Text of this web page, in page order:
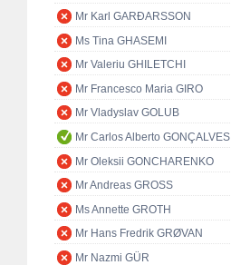
Mr Karl GARÐARSSON
Ms Tina GHASEMI
Mr Valeriu GHILETCHI
Mr Francesco Maria GIRO
Mr Vladyslav GOLUB
Mr Carlos Alberto GONÇALVES
Mr Oleksii GONCHARENKO
Mr Andreas GROSS
Ms Annette GROTH
Mr Hans Fredrik GRØVAN
Mr Nazmi GÜR